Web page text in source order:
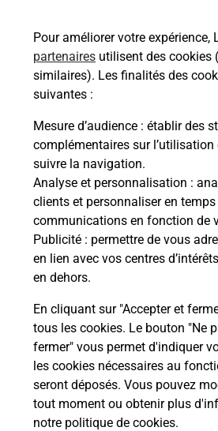
Pour améliorer votre expérience,
partenaires utilisent des cookies
similaires). Les finalités des
suivantes :
Mesure d’audience : établir des
complémentaires sur l’utilisation
suivre la navigation.
Analyse et personnalisation :
clients et personnaliser en
communications en fonction de
Publicité : permettre de vous
en lien avec vos centres
en dehors.
En cliquant sur "Accepter et
tous les cookies. Le bouton "Ne
fermer" vous permet d'indiquer
les cookies nécessaires au
seront déposés. Vous pouvez
tout moment ou obtenir plus
notre politique de cookies.
Malin !
La Poste
en ligne
Ouvert 24h/24
En savoir plus
DETOUR EN BOURGOGNE